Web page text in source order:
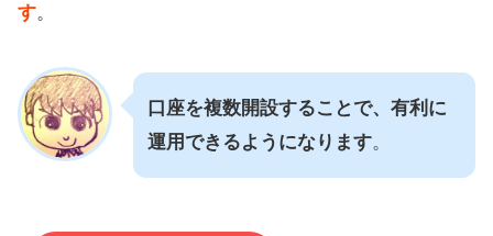
す。
口座を複数開設することで、有利に
運用できるようになります。